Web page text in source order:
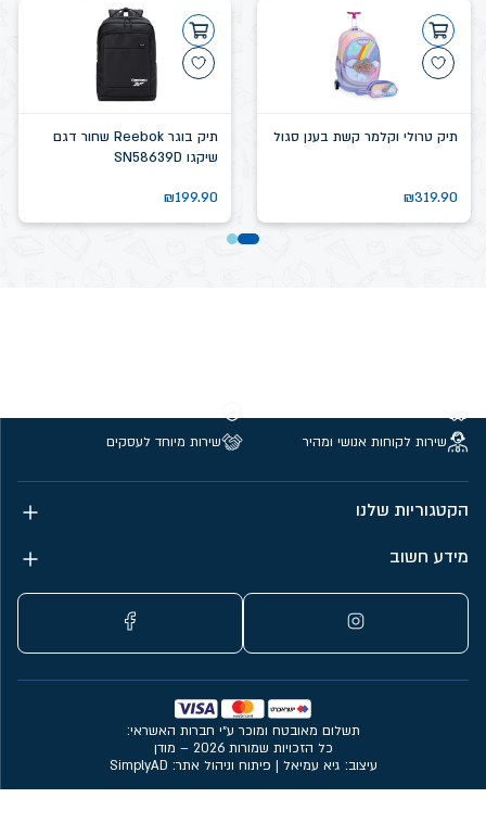
תיק טרולי וקלמר קשת בענן סגול
₪319.90
תיק בוגר Reebok שחור דגם
שיקגו SN58639D
₪199.90
שירות לקוחות אנושי ומהיר
שירות מיוחד לעסקים
הקטגוריות שלנו
מידע חשוב
עיצוב: גיא עמיאל | פיתוח וניהול אתר: SimplyAD
תשלום מאובטח ומוכר ע״י חברות האשראי:
כל הזכויות שמורות 2026 – מודן